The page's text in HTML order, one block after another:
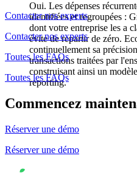
Oui. Les dépenses
identifiées et regroupées :
dont votre entreprise les a
évite de repartir de zéro.
continuellement sa
transactions traitées par
construisant ainsi un
reporting.
Contacter nos experts
Contacter nos experts
Toutes les FAQs
Toutes les FAQs
Commencez
Réserver une démo
Réserver une démo